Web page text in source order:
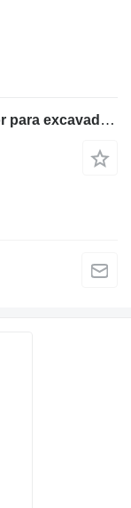
Liebherr D936L A6 -R954CHD Li motor para excavadora